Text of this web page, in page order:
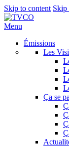
Skip to content Skip
Menu
Émissions
Les
Ça se